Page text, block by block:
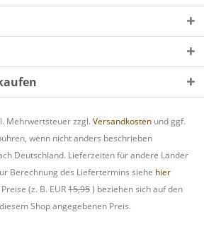
Mehrwertsteuer zzgl. Versandkosten und ggf.
wenn nicht anders beschrieben
Deutschland. Lieferzeiten für andere Länder
Berechnung des Liefertermins siehe hier
(z. B. EUR15,95) beziehen sich auf den
Shop angegebenen Preis.